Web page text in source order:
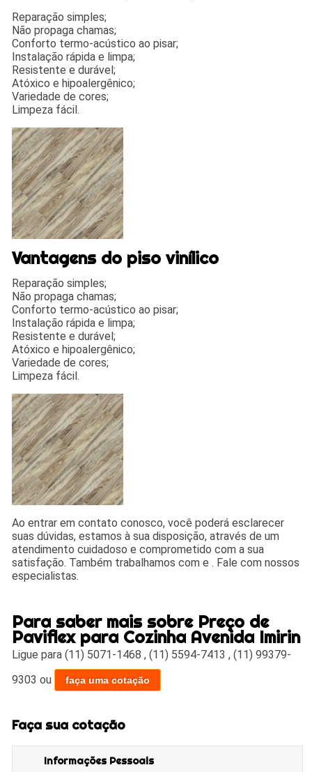
Reparação simples;
Não propaga chamas;
Conforto termo-acústico ao pisar;
Instalação rápida e limpa;
Resistente e durável;
Atóxico e hipoalergênico;
Variedade de cores;
Limpeza fácil.
Vantagens do piso vinílico
Reparação simples;
Não propaga chamas;
Conforto termo-acústico ao pisar;
Instalação rápida e limpa;
Resistente e durável;
Atóxico e hipoalergênico;
Variedade de cores;
Limpeza fácil.
Ao entrar em contato conosco, você poderá esclarecer
suas dúvidas, estamos à sua disposição, através de um
atendimento cuidadoso e comprometido com a sua
satisfação. Também trabalhamos com e . Fale com nossos
especialistas.
Para saber mais sobre Preço de
Paviflex para Cozinha Avenida Imirin
Ligue para(11) 5071-1468 ,(11) 5594-7413 ,(11) 99379-
9303 ou faça uma cotação
Faça sua cotação
Informações Pessoais